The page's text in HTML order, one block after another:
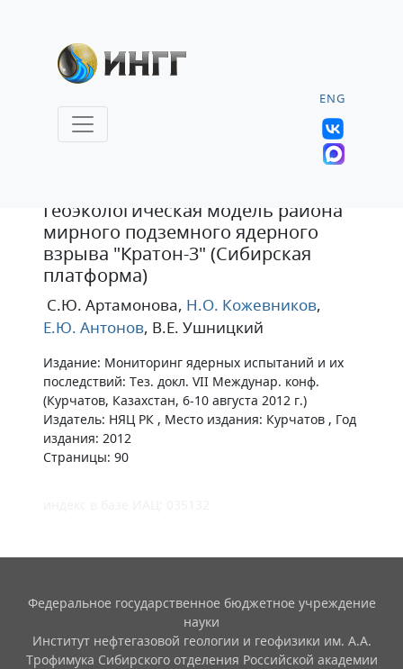
ENG
Геоэкологическая модель района
мирного подземного ядерного
взрыва "Кратон-3" (Сибирская
платформа)
С.Ю. Артамонова, Н.О. Кожевников,
Е.Ю. Антонов, В.Е. Ушницкий
Издание: Мониторинг ядерных испытаний и их
последствий: Тез. докл. VII Междунар. конф.
(Курчатов, Казахстан, 6-10 августа 2012 г.)
Издатель: НЯЦ РК , Место издания: Курчатов , Год
издания: 2012
Страницы: 90
Федеральное государственное бюджетное учреждение
науки
Институт нефтегазовой геологии и геофизики им. А.А.
Трофимука Сибирского отделения Российской академии